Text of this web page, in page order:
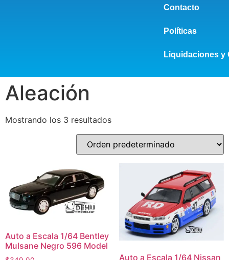
Contacto
Políticas
Liquidaciones y
Aleación
Mostrando los 3 resultados
Auto a Escala 1/64 Bentley
Mulsane Negro 596 Model
Auto a Escala 1/64 Nissan